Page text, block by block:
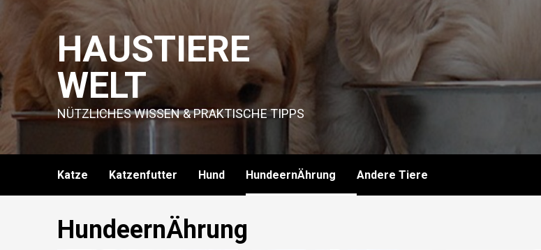
content
HAUSTIERE
WELT
NÜTZLICHES WISSEN & PRAKTISCHE TIPPS
Katze Katzenfutter Hund HundeernÄhrung Andere Tiere
HundeernÄhrung